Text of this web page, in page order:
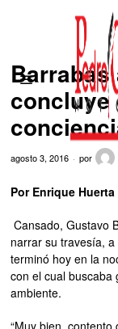
Barrabás
concluye
agosto 3, 2016 por
Por Enrique Huerta
Cansado, Gustavo
narrar su travesía,
terminó hoy en la
con el cual buscaba
ambiente.
“Muy bien,